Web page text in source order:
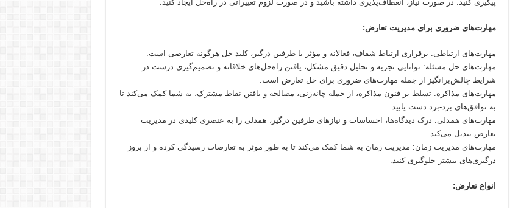
پیگیری کنید. در صورت نیاز، انعطاف‌پذیری داشته باشید و در صورت لزوم تغییراتی در راه‌حل ایجاد کنید.
مهارت‌های ضروری برای مدیریت تعارض:
مهارت‌های ارتباطی: برقراری ارتباط شفاف، فعالانه و مؤثر با طرفین درگیر، کلید حل هرگونه تعارضی است.
مهارت‌های حل مسئله: توانایی تجزیه و تحلیل دقیق مشکل، یافتن راه‌حل‌های خلاقانه و تصمیم‌گیری درست در
شرایط چالش‌برانگیز از جمله مهارت‌های ضروری برای حل تعارض است.
مهارت‌های مذاکره: تسلط بر فنون مذاکره، از جمله چانه‌زنی، مصالحه و یافتن نقاط مشترک، به شما کمک می‌کند تا
به توافق‌های برد-برد دست یابید.
مهارت‌های همدلی: درک دیدگاه‌ها، احساسات و نیازهای طرفین درگیر، همدلی را به عنصری کلیدی در مدیریت
تعارض تبدیل می‌کند.
مهارت‌های مدیریت زمان: مدیریت زمان به شما کمک می‌کند تا به طور موثر به تعارضات رسیدگی کرده و از بروز
درگیری‌های بیشتر جلوگیری کنید.
انواع تعارض: